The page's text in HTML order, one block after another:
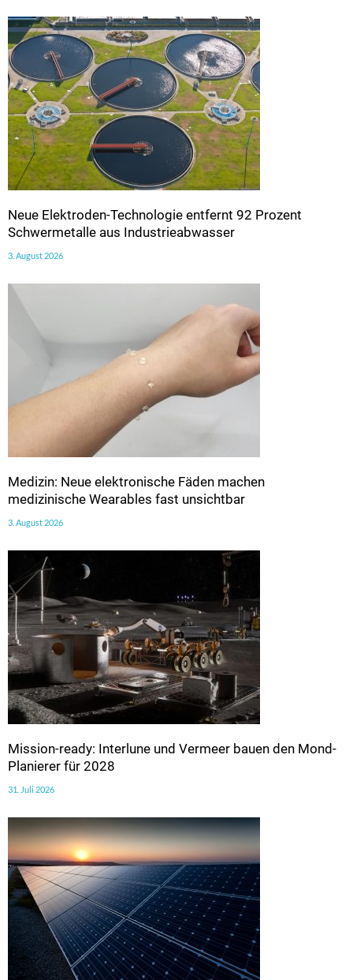
Neue Elektroden-Technologie entfernt 92 Prozent
Schwermetalle aus Industrieabwasser
3. August 2026
Medizin: Neue elektronische Fäden machen
medizinische Wearables fast unsichtbar
3. August 2026
Mission-ready: Interlune und Vermeer bauen den Mond-
Planierer für 2028
31. Juli 2026